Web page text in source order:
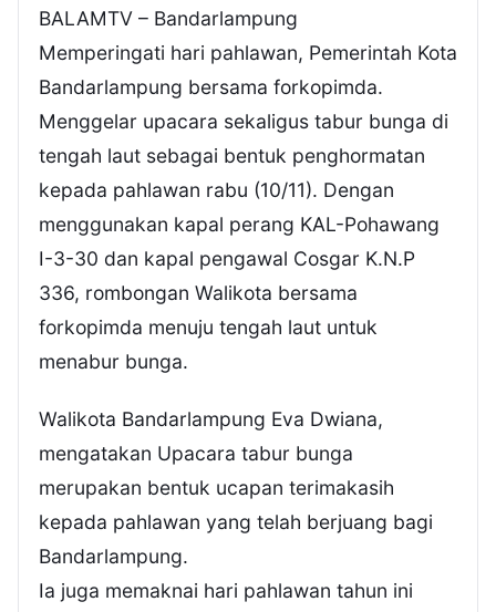
BALAMTV – Bandarlampung
Memperingati hari pahlawan, Pemerintah Kota
Bandarlampung bersama forkopimda.
Menggelar upacara sekaligus tabur bunga di
tengah laut sebagai bentuk penghormatan
kepada pahlawan rabu (10/11). Dengan
menggunakan kapal perang KAL-Pohawang
I-3-30 dan kapal pengawal Cosgar K.N.P
336, rombongan Walikota bersama
forkopimda menuju tengah laut untuk
menabur bunga.
Walikota Bandarlampung Eva Dwiana,
mengatakan Upacara tabur bunga
merupakan bentuk ucapan terimakasih
kepada pahlawan yang telah berjuang bagi
Bandarlampung.
Ia juga memaknai hari pahlawan tahun ini